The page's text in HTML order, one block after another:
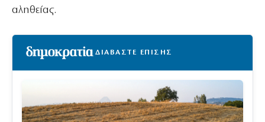
αληθείας.
ΔΙΑΒΑΣΤΕ ΕΠΙΣΗΣ